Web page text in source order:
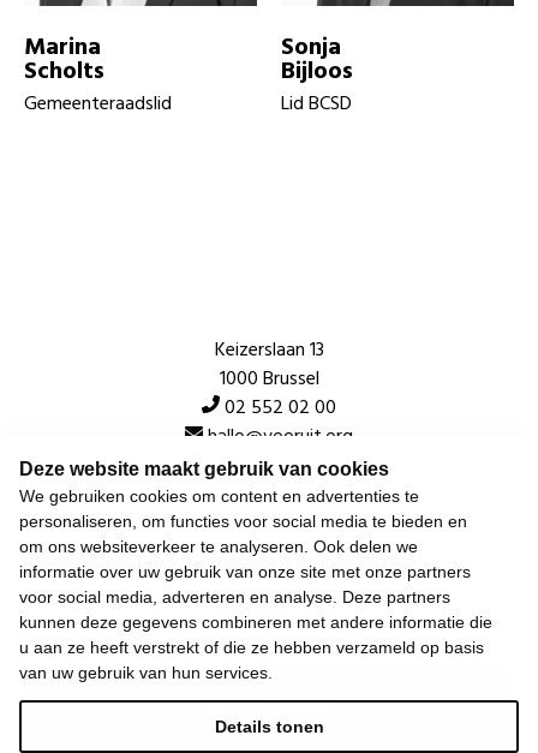
Deze website maakt gebruik van cookies
We gebruiken cookies om content en advertenties te
personaliseren, om functies voor social media te bieden en
om ons websiteverkeer te analyseren. Ook delen we
informatie over uw gebruik van onze site met onze partners
voor social media, adverteren en analyse. Deze partners
kunnen deze gegevens combineren met andere informatie die
u aan ze heeft verstrekt of die ze hebben verzameld op basis
van uw gebruik van hun services.
Details tonen
Marina
Scholts
Gemeenteraadslid
Sonja
Bijloos
Lid BCSD
Keizerslaan 13
1000 Brussel
02 552 02 00
hallo@vooruit.org
Snel
Over de beweging
Algemeen
Laatste nieuws